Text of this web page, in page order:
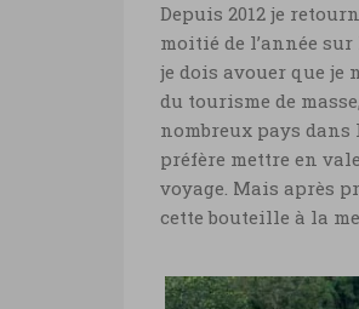
Depuis 2012 je
moitié de l’année
je dois avouer que je
du tourisme de
nombreux pays
préfère mettre en
voyage. Mais après
cette bouteille à la